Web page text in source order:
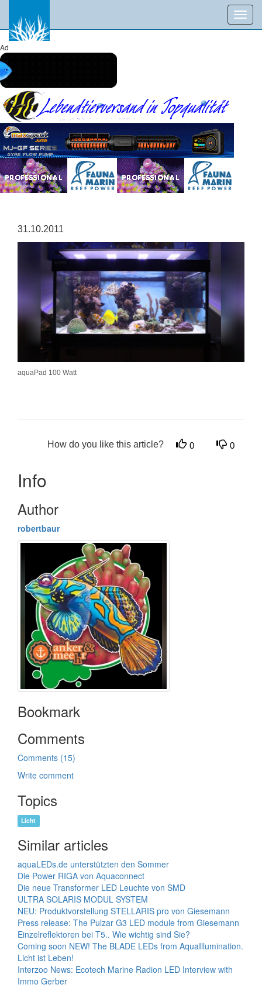
Ad
31.10.2011
aquaPad 100 Watt
How do you like this article? 0 0
Info
Author
robertbaur
Bookmark
Comments
Comments (15)
Write comment
Topics
Licht
Similar articles
aquaLEDs.de unterstützten den Sommer
Die Power RIGA von Aquaconnect
Die neue Transformer LED Leuchte von SMD
ULTRA SOLARIS MODUL SYSTEM
NEU: Produktvorstellung STELLARIS pro von Giesemann
Press release: The Pulzar G3 LED module from Giesemann
Einzelreflektoren bei T5.. Wie wichtig sind Sie?
Coming soon NEW! The BLADE LEDs from AquaIllumination.
Licht ist Leben!
Interzoo News: Ecotech Marine Radion LED Interview with
Immo Gerber